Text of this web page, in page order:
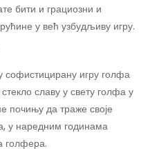
бити и грациозни и
у већ узбудљиву игру.
софистицирану игру голфа
славу у свету голфа у
почињу да траже своје
у наредним годинама
голфера.